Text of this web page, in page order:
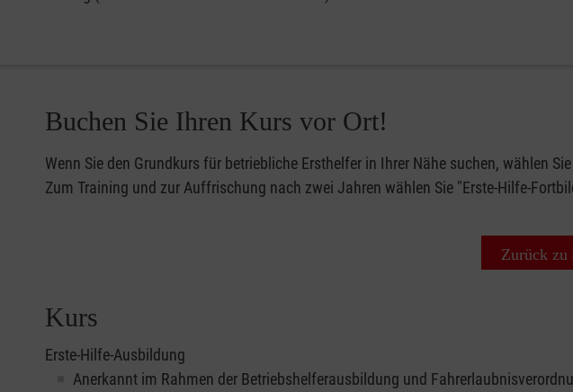
Buchen Sie Ihren Kurs vor Ort!
Wenn Sie den Grundkurs für betriebliche Ersthelfer in Ihrer Nähe suchen, wählen
Zum Training und zur Auffrischung nach zwei Jahren wählen Sie "Erste-Hilfe-
Zurück zu
Kurs
Erste-Hilfe-Ausbildung
Anerkannt im Rahmen der Betriebshelferausbildung und